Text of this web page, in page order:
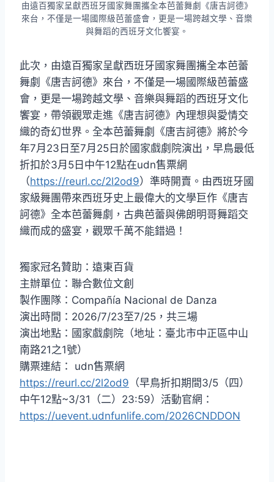
由遠百獨家呈獻西班牙國家舞團攜全本芭蕾舞劇《唐吉訶德》
來台，不僅是一場國際級芭蕾盛會，更是一場跨越文學、音樂
與舞蹈的西班牙文化饗宴。
此次，由遠百獨家呈獻西班牙國家舞團攜全本芭蕾
舞劇《唐吉訶德》來台，不僅是一場國際級芭蕾盛
會，更是一場跨越文學、音樂與舞蹈的西班牙文化
饗宴，帶領觀眾走進《唐吉訶德》內理想與愛情交
織的奇幻世界。全本芭蕾舞劇《唐吉訶德》將於今
年7月23日至7月25日於國家戲劇院演出，早鳥最低
折扣於3月5日中午12點在udn售票網
（https://reurl.cc/2l2od9）準時開賣。由西班牙國
家級舞團帶來西班牙史上最偉大的文學巨作《唐吉
訶德》全本芭蕾舞劇，古典芭蕾與佛朗明哥舞蹈交
織而成的盛宴，觀眾千萬不能錯過！
獨家冠名贊助：遠東百貨
主辦單位：聯合數位文創
製作團隊：Compañía Nacional de Danza
演出時間：2026/7/23至7/25，共三場
演出地點：國家戲劇院（地址：臺北市中正區中山
南路21之1號）
購票連結： udn售票網
https://reurl.cc/2l2od9 （早鳥折扣期間3/5（四）
中午12點~3/31（二）23:59）活動官網：
https://uevent.udnfunlife.com/2026CNDDON